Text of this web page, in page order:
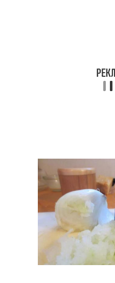
Бюджетные средства
Аптечные средства